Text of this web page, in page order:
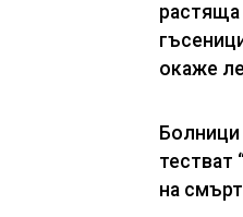
растяща
гъсеници, може да
окаже
тестват
на